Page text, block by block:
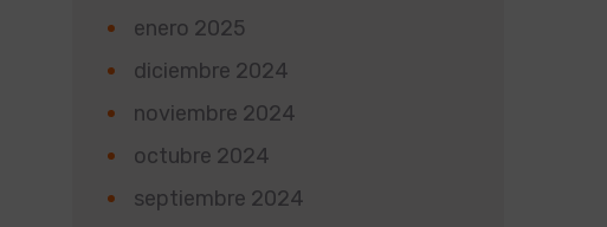
enero 2025
diciembre 2024
noviembre 2024
octubre 2024
septiembre 2024